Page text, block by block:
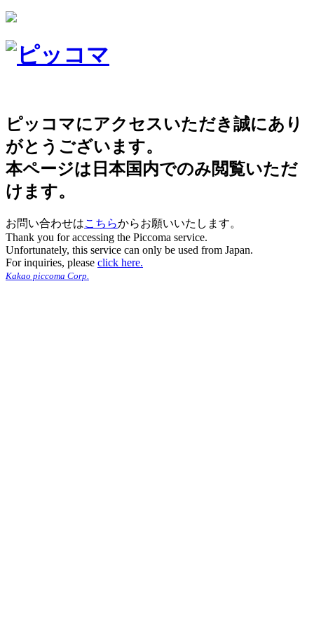
ピッコマにアクセスいただき誠にあり
がとうございます。
本ページは日本国内でのみ閲覧いただ
けます。
お問い合わせはこちらからお願いいたします。
Thank you for accessing the Piccoma service.
Unfortunately, this service can only be used from Japan.
For inquiries, please click here.
Kakao piccoma Corp.